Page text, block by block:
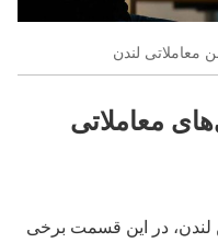
معاملاتی لندن
معاملاتی
در این قسمت برخی